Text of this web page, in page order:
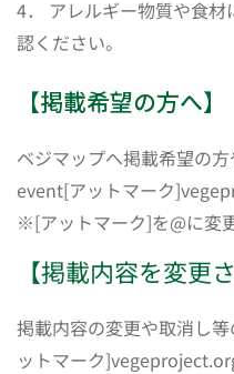
4． アレルギー物質や食
認ください。
【掲載希望の方へ】
ベジマップへ掲載希望の
event[アットマーク
※[アットマーク]を@に変
【掲載内容を変更
掲載内容の変更や取消し
ットマーク